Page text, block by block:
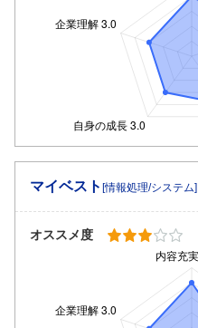
マイベスト [情報処理/システム]
オススメ度